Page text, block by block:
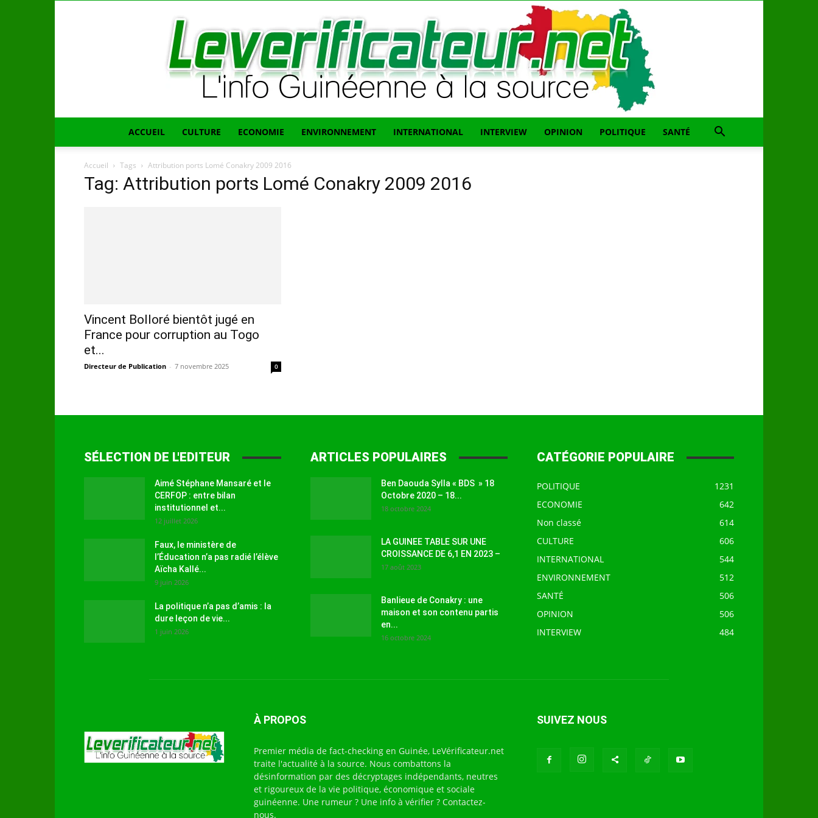
ACCUEIL CULTURE ECONOMIE ENVIRONNEMENT INTERNATIONAL INTERVIEW OPINION POLITIQUE SANTÉ
Accueil Tags Attribution ports Lomé Conakry 2009 2016
Tag: Attribution ports Lomé Conakry 2009 2016
Vincent Bolloré bientôt jugé en
France pour corruption au Togo
et...
Directeur de Publication - 7 novembre 2025 0
SÉLECTION DE L'EDITEUR
Aimé Stéphane Mansaré et le
CERFOP : entre bilan
institutionnel et...
12 juillet 2026
Faux, le ministère de
l’Éducation n’a pas radié l’élève
Aïcha Kallé...
9 juin 2026
La politique n’a pas d’amis : la
dure leçon de vie...
1 juin 2026
ARTICLES POPULAIRES
Ben Daouda Sylla « BDS » 18
Octobre 2020 – 18...
18 octobre 2024
LA GUINEE TABLE SUR UNE
CROISSANCE DE 6,1 EN 2023 –
17 août 2023
Banlieue de Conakry : une
maison et son contenu partis
en...
16 octobre 2024
CATÉGORIE POPULAIRE
POLITIQUE
1231
ECONOMIE
642
Non classé
614
CULTURE
606
INTERNATIONAL
544
ENVIRONNEMENT
512
SANTÉ
506
OPINION
506
INTERVIEW
484
À PROPOS
Premier média de fact-checking en Guinée, LeVérificateur.net
traite l'actualité à la source. Nous combattons la
désinformation par des décryptages indépendants, neutres
et rigoureux de la vie politique, économique et sociale
guinéenne. Une rumeur ? Une info à vérifier ? Contactez-
nous.
SUIVEZ NOUS